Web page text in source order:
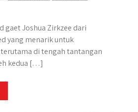
gaet Joshua Zirkzee dari
yang menarik untuk
di tengah tantangan
kedua […]